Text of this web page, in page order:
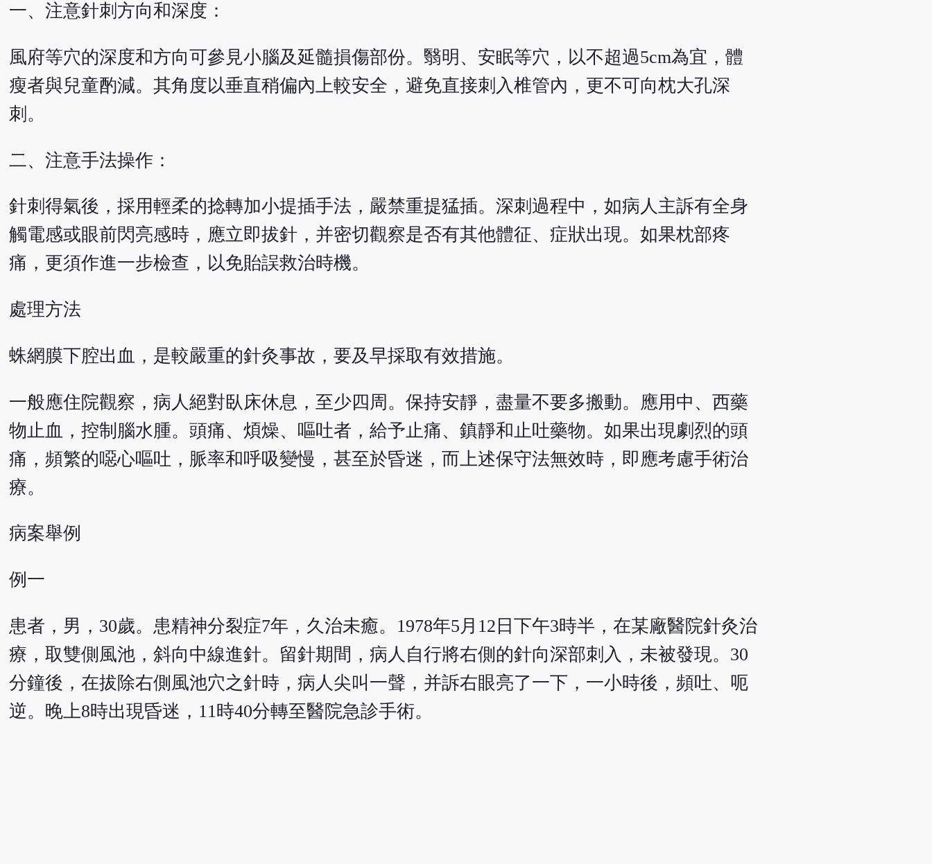
一、注意針刺方向和深度：
風府等穴的深度和方向可參見小腦及延髓損傷部份。翳明、安眠等穴，以不超過5cm為宜，體
瘦者與兒童酌減。其角度以垂直稍偏內上較安全，避免直接刺入椎管內，更不可向枕大孔深
刺。
二、注意手法操作：
針刺得氣後，採用輕柔的捻轉加小提插手法，嚴禁重提猛插。深刺過程中，如病人主訴有全身
觸電感或眼前閃亮感時，應立即拔針，并密切觀察是否有其他體征、症狀出現。如果枕部疼
痛，更須作進一步檢查，以免貽誤救治時機。
處理方法
蛛網膜下腔出血，是較嚴重的針灸事故，要及早採取有效措施。
一般應住院觀察，病人絕對臥床休息，至少四周。保持安靜，盡量不要多搬動。應用中、西藥
物止血，控制腦水腫。頭痛、煩燥、嘔吐者，給予止痛、鎮靜和止吐藥物。如果出現劇烈的頭
痛，頻繁的噁心嘔吐，脈率和呼吸變慢，甚至於昏迷，而上述保守法無效時，即應考慮手術治
療。
病案舉例
例一
患者，男，30歲。患精神分裂症7年，久治未癒。1978年5月12日下午3時半，在某廠醫院針灸治
療，取雙側風池，斜向中線進針。留針期間，病人自行將右側的針向深部刺入，未被發現。30
分鐘後，在拔除右側風池穴之針時，病人尖叫一聲，并訴右眼亮了一下，一小時後，頻吐、呃
逆。晚上8時出現昏迷，11時40分轉至醫院急診手術。